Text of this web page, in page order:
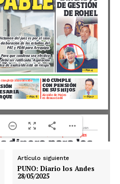
Artículo siguiente
PUNO: Diario los Andes
28/05/2025